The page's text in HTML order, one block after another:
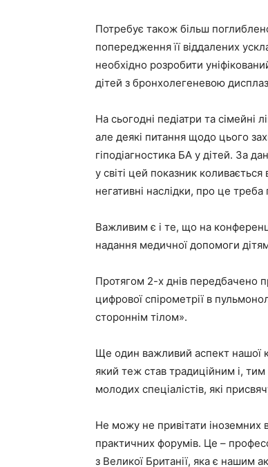
Потребує також більш
попередження її віддалених
необхідно розробити
дітей з бронхолегеневою
На сьогодні педіатри та сімейні
але деякі питання щодо цього
гіподіагностика БА у дітей. За
у світі цей показник
негативні наслідки, про це треба
Важливим є і те, що на
надання медичної допомоги
Протягом 2-х днів передбачено
цифрової спірометрії в
стороннім тілом».
Ще один важливий аспект нашої
який теж став традиційним і,
молодих спеціалістів, які
Не можу не привітати іноземних
практичних форумів. Це –
з Великої Британії, яка є нашим